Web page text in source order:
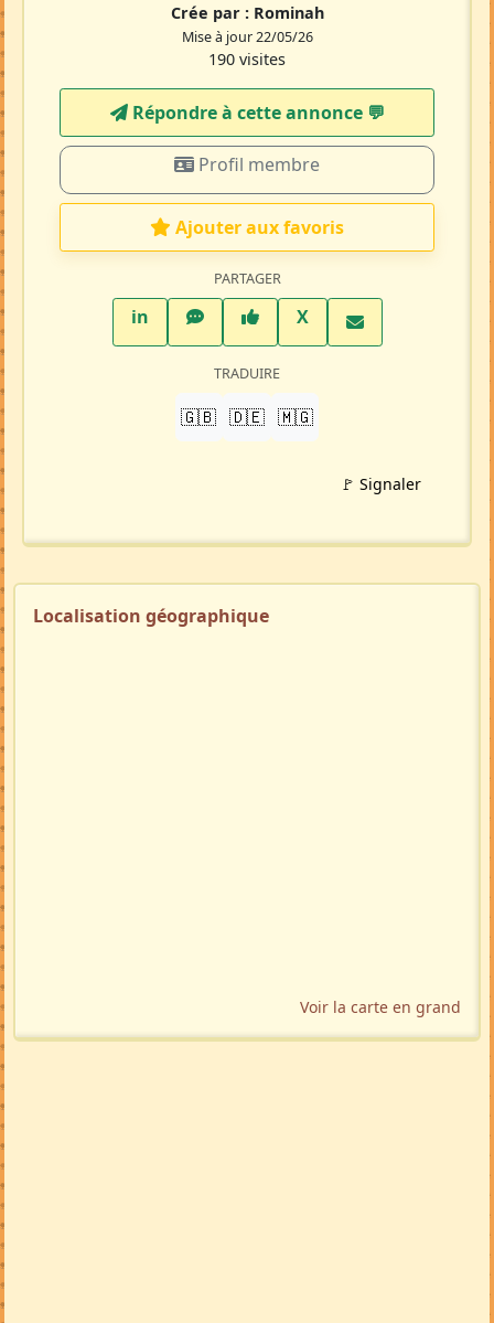
Crée par : Rominah
Mise à jour 22/05/26
190 visites
Répondre à cette annonce 💬​
Profil membre
Ajouter aux favoris
PARTAGER
inLinkedInWhatsAppFacebook
XTwitter X
TRADUIRE
🇬🇧 🇩🇪 🇲🇬
🚩 Signaler
Localisation géographique
Voir la carte en grand